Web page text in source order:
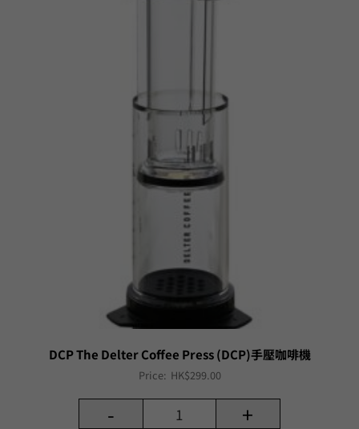
DCP The Delter Coffee Press (DCP)手壓咖啡機
Price: HK$299.00
- +